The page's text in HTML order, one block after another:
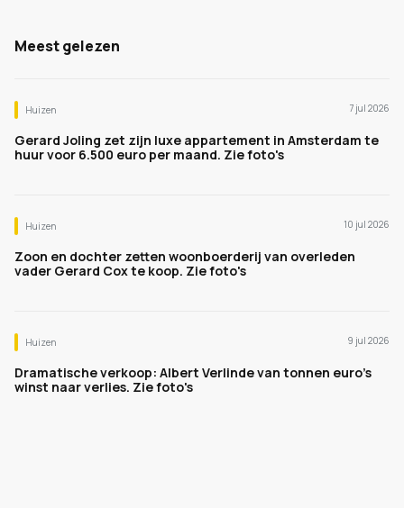
Meest gelezen
Huizen 7 jul 2026
Gerard Joling zet zijn luxe appartement in Amsterdam te
huur voor 6.500 euro per maand. Zie foto's
Huizen 10 jul 2026
Zoon en dochter zetten woonboerderij van overleden
vader Gerard Cox te koop. Zie foto's
Huizen 9 jul 2026
Dramatische verkoop: Albert Verlinde van tonnen euro's
winst naar verlies. Zie foto's